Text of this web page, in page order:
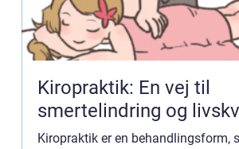
Kiropraktik: En vej til
smertelindring og
Kiropraktik er en behandlingsform,